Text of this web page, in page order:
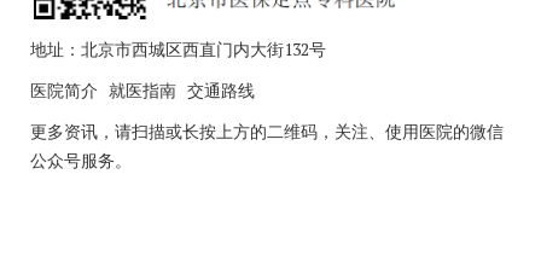
地址：北京市西城区西直门内大街132号
医院简介 就医指南 交通路线
更多资讯，请扫描或长按上方的二维码，关注、使用医院的微信
公众号服务。